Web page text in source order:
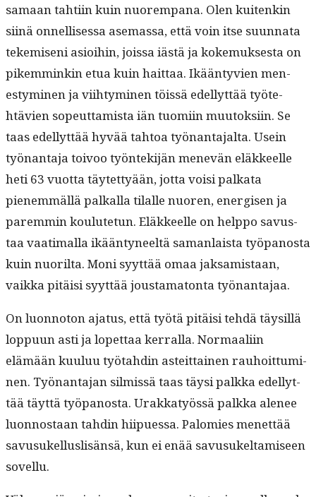
samaan tahti­in kuin nuorem­pana. Olen kuitenkin
siinä onnel­lises­sa ase­mas­sa, että voin itse suun­na­ta
tekemiseni asioi­hin, jois­sa iästä ja koke­muk­ses­ta on
pikem­minkin etua kuin hait­taa. Ikään­tyvien men­
estymi­nen ja viihtymi­nen töis­sä edel­lyt­tää työte­
htävien sopeut­tamista iän tuomi­in muu­tok­si­in. Se
taas edel­lyt­tää hyvää tah­toa työ­nan­ta­jal­ta. Usein
työ­nan­ta­ja toivoo työn­tek­i­jän menevän eläk­keelle
heti 63 vuot­ta täytet­tyään, jot­ta voisi palkata
pienem­mäl­lä pal­ka­lla tilalle nuoren, ener­gisen ja
parem­min koulute­tun. Eläk­keelle on help­po savus­
taa vaa­ti­mal­la ikään­tyneeltä saman­laista työ­panos­ta
kuin nuo­ril­ta. Moni syyt­tää omaa jak­samis­taan,
vaik­ka pitäisi syyt­tää jous­tam­a­ton­ta työnantajaa.
On luon­no­ton aja­tus, että työtä pitäisi tehdä täysil­lä
lop­pu­un asti ja lopet­taa ker­ral­la. Nor­maali­in
elämään kuu­luu työ­tahdin asteit­tainen rauhoit­tumi­
nen. Työ­nan­ta­jan silmis­sä taas täysi palk­ka edel­lyt­
tää täyt­tä työ­panos­ta. Urakkatyössä palk­ka ale­nee
luon­nos­taan tahdin hiipues­sa. Palomies menet­tää
savusukel­lus­lisän­sä, kun ei enää savusukeltamiseen
sovellu.